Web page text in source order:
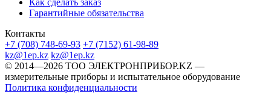
Гарантийные обязательства
Контакты
+7 (708) 748-69-93 +7 (7152) 61-98-89
kz@1ep.kz kz@1ep.kz
©️ 2014—2026 ТОО ЭЛЕКТРОНПРИБОР.KZ —
измерительные приборы и испытательное оборудование
Политика конфиденциальности